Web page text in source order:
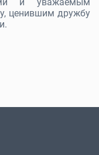
ценившим дружбу